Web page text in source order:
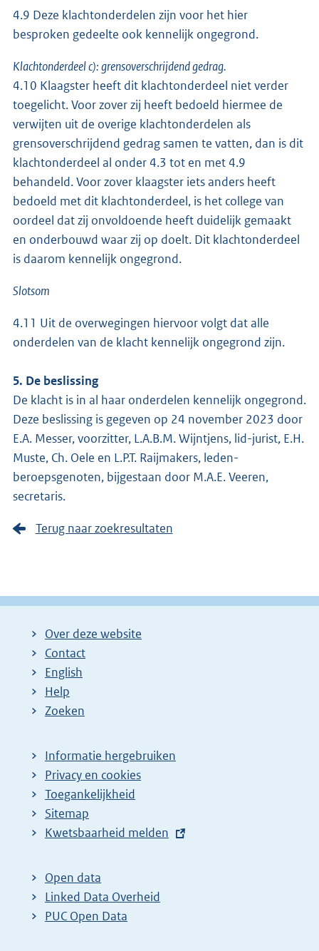
4.9 Deze klachtonderdelen zijn voor het hier
besproken gedeelte ook kennelijk ongegrond.
Klachtonderdeel c): grensoverschrijdend gedrag.
4.10 Klaagster heeft dit klachtonderdeel niet verder
toegelicht. Voor zover zij heeft bedoeld hiermee de
verwijten uit de overige klachtonderdelen als
grensoverschrijdend gedrag samen te vatten, dan is dit
klachtonderdeel al onder 4.3 tot en met 4.9
behandeld. Voor zover klaagster iets anders heeft
bedoeld met dit klachtonderdeel, is het college van
oordeel dat zij onvoldoende heeft duidelijk gemaakt
en onderbouwd waar zij op doelt. Dit klachtonderdeel
is daarom kennelijk ongegrond.
Slotsom
4.11 Uit de overwegingen hiervoor volgt dat alle
onderdelen van de klacht kennelijk ongegrond zijn.
5. De beslissing
De klacht is in al haar onderdelen kennelijk ongegrond.
Deze beslissing is gegeven op 24 november 2023 door
E.A. Messer, voorzitter, L.A.B.M. Wijntjens, lid-jurist, E.H.
Muste, Ch. Oele en L.P.T. Raijmakers, leden-
beroepsgenoten, bijgestaan door M.A.E. Veeren,
secretaris.
Terug naar zoekresultaten
Over deze website
Contact
English
Help
Zoeken
Informatie hergebruiken
Privacy en cookies
Toegankelijkheid
Sitemap
E
t
e
r
Kwetsbaarheid melden
Open data
Linked Data Overheid
PUC Open Data